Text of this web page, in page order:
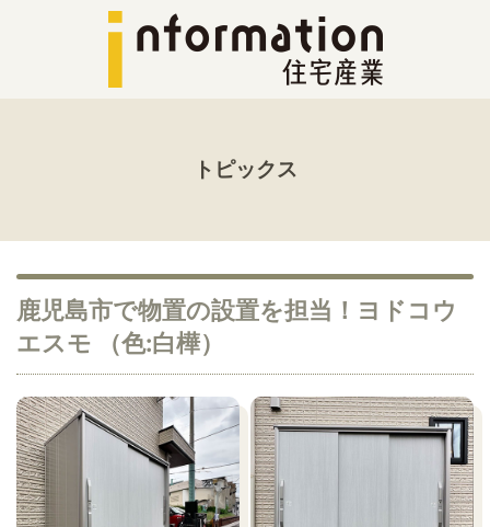
トピックス
鹿児島市で物置の設置を担当！ヨドコウ
エスモ （色:白樺）